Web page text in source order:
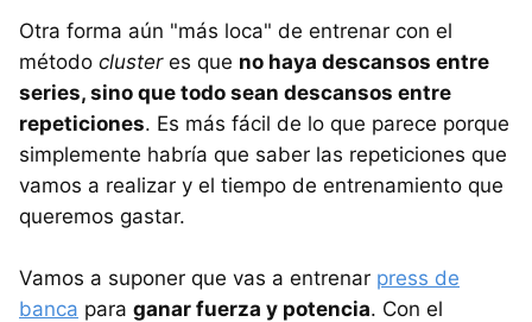
Otra forma aún "más loca" de entrenar con el
método cluster es que no haya descansos entre
series, sino que todo sean descansos entre
repeticiones. Es más fácil de lo que parece porque
simplemente habría que saber las repeticiones que
vamos a realizar y el tiempo de entrenamiento que
queremos gastar.
Vamos a suponer que vas a entrenar press de
banca para ganar fuerza y potencia. Con el